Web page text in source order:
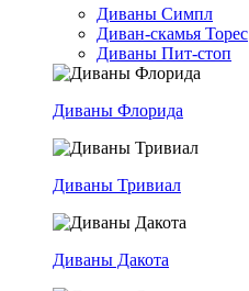
Диваны Симпл
Диван-скамья Торес
Диваны Пит-стоп
Диваны Флорида
Диваны Тривиал
Диваны Дакота